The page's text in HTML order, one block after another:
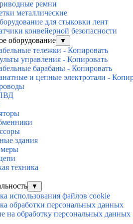
ремни
металлические
для стыковки лент
конвейерной безопасности
оборудование
▼
тележки - Копировать
управления - Копировать
барабаны - Копировать
и цепные электротали -
здания
техника
▼
использования файлов cookie
обработки персональных данных
на обработку персональных данных